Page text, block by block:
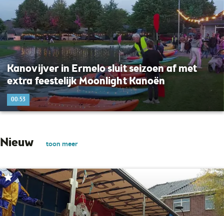
Kanovijver in Ermelo sluit seizoen af met
extra feestelijk Moonlight Kanoën
00:53
Nieuw toon meer